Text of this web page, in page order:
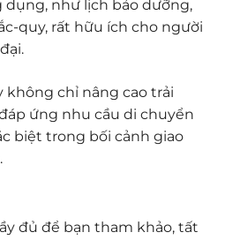
dụng, như lịch bảo dưỡng,
quy, rất hữu ích cho người
chỉ nâng cao trải
ứng nhu cầu di chuyển
biệt trong bối cảnh giao
đủ để bạn tham khảo, tất